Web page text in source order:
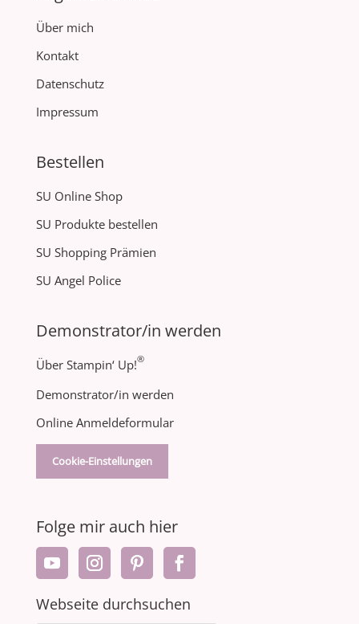
Über mich
Kontakt
Datenschutz
Impressum
Bestellen
SU Online Shop
SU Produkte bestellen
SU Shopping Prämien
SU Angel Police
Demonstrator/in werden
Über Stampin‘ Up!®
Demonstrator/in werden
Online Anmeldeformular
Cookie-Einstellungen
Folge mir auch hier
Webseite durchsuchen